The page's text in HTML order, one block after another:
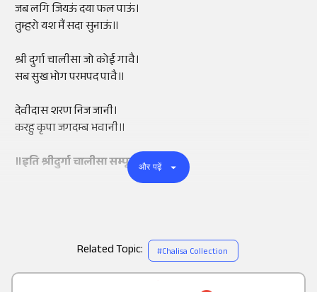
as a
जब लगि जियऊं दया फल पाऊं।
तुम्हरो यश मैं सदा सुनाऊं॥
श्री दुर्गा चालीसा जो कोई गावै।
सब सुख भोग परमपद पावै॥
देवीदास शरण निज जानी।
करहु कृपा जगदम्ब भवानी॥
॥इति श्रीदुर्गा चालीसा सम्पूर्ण॥और पढ़ें
Related Topic: #Chalisa Collection